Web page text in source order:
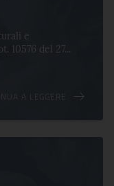
e
10576 del 27...
A LEGGERE